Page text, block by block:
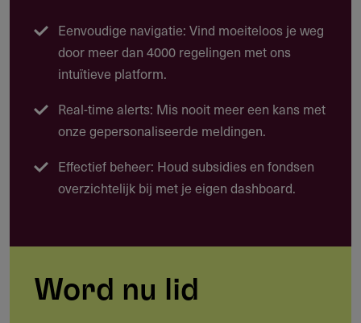
Theatrale distributie (bioscooprelease) buiten het land
van herkomst van de film
Online distributie via streamingplatforms en video-on-
verschillende Europese landen
data-analyse
Productie van een internationale trailer
Eenvoudige navigatie: Vind moeiteloos je weg
door meer dan 4000 regelingen met ons
intuïtieve platform.
Real-time alerts: Mis nooit meer een kans met
onze gepersonaliseerde meldingen.
Effectief beheer: Houd subsidies en fondsen
overzichtelijk bij met je eigen dashboard.
Word nu lid